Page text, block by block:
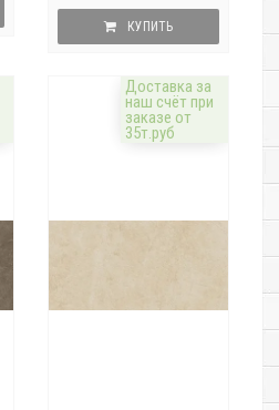
КУПИТЬ
Доставка за
наш счёт при
заказе от
35т.руб